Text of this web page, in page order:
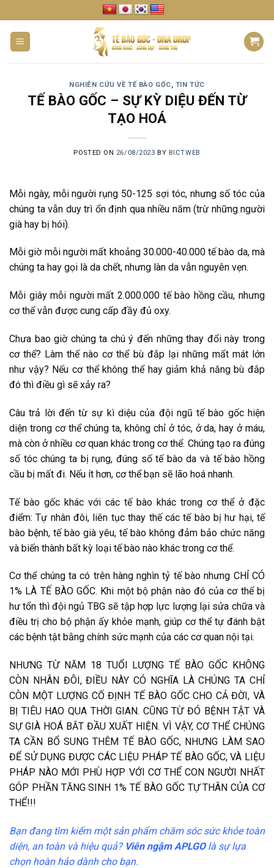
to
content
NGHIÊN CỨU VỀ TẾ BÀO GỐC, TIN TỨC
TẾ BÀO GỐC – SỰ KỲ DIỆU ĐẾN TỪ
TẠO HOÁ
POSTED ON 26/08/2023 BY BICTWEB
Mỗi ngày, mỗi người rụng 50-125 sợi tóc, nhưng số tóc của
chúng ta vẫn duy trì ổn định qua nhiều năm (trừ những người
già hay bị hói).
Mỗi giờ mỗi người mất khoảng 30.000-40.000 tế bào da, mà
chúng ta hay gọi là da chết, nhưng làn da vẫn nguyên vẹn.
Mỗi giây mỗi người mất 2.000.000 tế bào hồng cầu, nhưng
cơ thể vẫn được cung cấp đầy đủ oxy.
Chưa bao giờ chúng ta chú ý đến những thay đổi này trong
cơ thể? Làm thế nào cơ thể bù đắp lại những mất mát lớn
như vậy? Nếu cơ thể không thể hay giảm khả năng bù đắp
đó thì điều gì sẽ xảy ra?
Câu trả lời đến từ sự kì diệu của đội ngũ tế bào gốc hiện
diện trong cơ thể chúng ta, không chỉ ở tóc, ở da, hay ở máu,
mà còn ở nhiều cơ quan khác trong cơ thể. Chúng tạo ra đúng
số tóc chúng ta bị rụng, đúng số tế bào da và tế bào hồng
cầu bị mất đi. Nếu ít hơn, cơ thể bạn sẽ lão hoá nhanh.
Tế bào gốc khác với các tế bào khác trong cơ thể ở đặc
điểm: Tự nhân đôi, liên tục thay thế các tế bào bị hư hại, tế
bào bệnh, tế bào già yêu, tế bào không đảm bảo chức năng
và biến thành bất kỳ loại tế bào nào khác trong cơ thể.
Cơ thể chúng ta có trên hàng nghìn tỷ tế bào nhưng CHỈ CÓ
1% LÀ TẾ BÀO GỐC. Khi một bộ phận nào đó của cơ thể bị
hư tổn thì đội ngủ TBG sẽ tập hợp lực lượng lại sửa chữa và
điều trị cho bộ phận ấy khỏe mạnh, giúp cơ thể tự đánh bật
các bệnh tật bằng chính sức mạnh của các cơ quan nội tại.
NHƯNG TỪ NĂM 18 TUỔI LƯỢNG TẾ BÀO GỐC KHÔNG
CÒN NHÂN ĐÔI, ĐIỀU NÀY CÓ NGHĨA LÀ CHÚNG TA CHỈ
CÒN MỘT LƯỢNG CỐ ĐỊNH TẾ BÀO GỐC CHO CẢ ĐỜI, VÀ
BỊ TIÊU HAO QUA THỜI GIAN. CŨNG TỪ ĐÓ BỆNH TẬT VÀ
SỰ GIÀ HOÁ BẮT ĐẦU XUẤT HIỆN. VÌ VẬY, CƠ THỂ CHÚNG
TA CẦN BỔ SUNG THÊM TẾ BÀO GỐC, NHƯNG LÀM SAO
ĐỂ SỬ DỤNG ĐƯỢC CÁC LIỆU PHÁP TẾ BÀO GỐC, VÀ LIỆU
PHÁP NÀO MỚI PHÙ HỢP VỚI CƠ THỂ CON NGƯỜI NHẤT
GÓP PHẦN TĂNG SINH 1% TẾ BÀO GỐC TỰ THÂN CỦA CƠ
THỂ!!!
Bạn đang tìm kiếm một sản phẩm chăm sóc sức khỏe toàn
diện, an toàn và hiệu quả? Viên ngậm APLGOlà sự lựa
chọn hoàn hảo dành cho bạn.